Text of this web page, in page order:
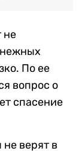
не
По ее
вопрос о
спасение
не верят в